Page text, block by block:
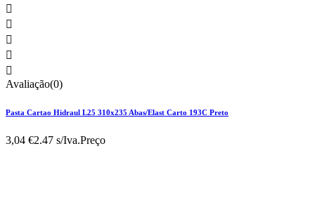





Avaliação(0)
Pasta Cartao Hidraul L25 310x235 Abas/Elast Carto 193C Preto
3,04 €2.47 s/Iva.Preço